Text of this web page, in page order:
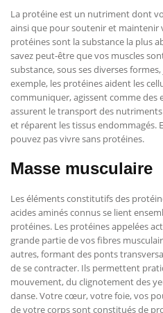
La protéine est un nutriment dont
ainsi que pour soutenir et maintenir
protéines sont la substance la plus
savez peut-être que vos muscles
substance, sous ses diverses
exemple, les protéines aident les
communiquer, agissent comme des
assurent le transport des
et réparent les tissus endommagés.
pouvez pas vivre sans protéines.
Masse musculaire
Les éléments constitutifs des
acides aminés connus se lient
protéines. Les protéines appelées
grande partie de vos fibres
autres, formant des ponts
de se contracter. Ils permettent
mouvement, du clignotement des
danse. Votre cœur, votre foie, vos
de votre corps sont constitués de